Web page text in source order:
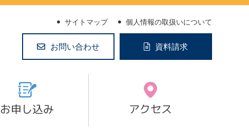
サイトマップ 個人情報の取扱いについて
お問い合わせ 資料請求
お申し込み アクセス